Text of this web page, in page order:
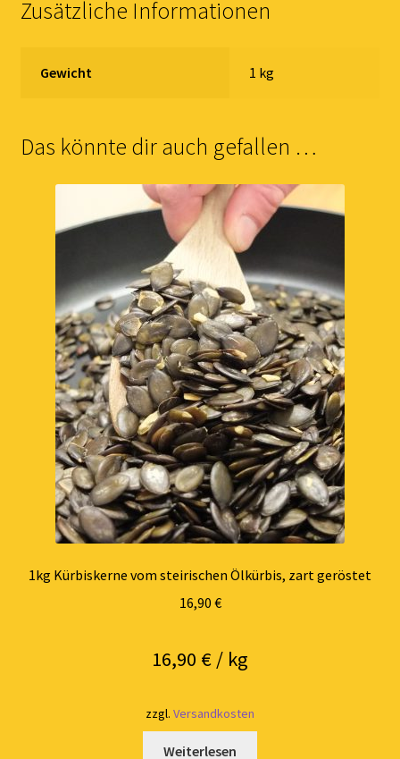
Zusätzliche Informationen
Gewicht 1 kg
Das könnte dir auch gefallen …
1kg Kürbiskerne vom steirischen Ölkürbis, zart geröstet
16,90 €
16,90 € / kg
zzgl. Versandkosten
Weiterlesen